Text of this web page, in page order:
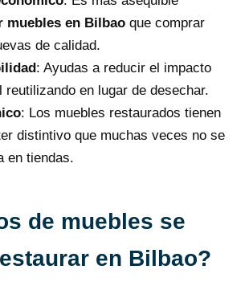
muebles en Bilbao que comprar
de calidad.
: Ayudas a reducir el impacto
reutilizando en lugar de desechar.
: Los muebles restaurados tienen
distintivo que muchas veces no se
en tiendas.
de muebles se
en Bilbao?